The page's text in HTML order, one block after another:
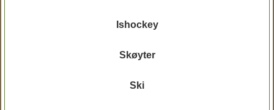
Ishockey
Skøyter
Ski